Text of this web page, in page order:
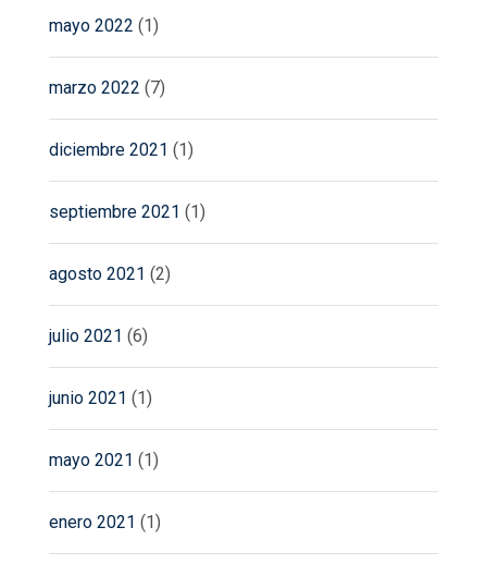
mayo 2022 (1)
marzo 2022 (7)
diciembre 2021 (1)
septiembre 2021 (1)
agosto 2021 (2)
julio 2021 (6)
junio 2021 (1)
mayo 2021 (1)
enero 2021 (1)